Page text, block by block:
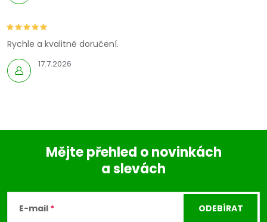
17.7.2026
Rychle a kvalitně doručení.
Mějte přehled o novinkách
a slevách
E-mail ODEBÍRAT